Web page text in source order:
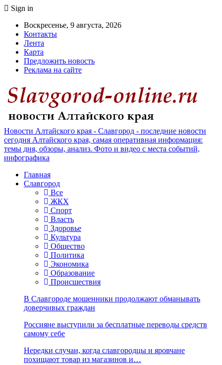
Sign in
Воскресенье, 9 августа, 2026
Контакты
Лента
Карта
Предложить новость
Реклама на сайте
Новости Алтайского края - Славгород - последние новости
сегодня Алтайского края, самая оперативная информация:
темы дня, обзоры, анализ. Фото и видео с места событий,
инфографика
Главная
Славгород
Все
ЖКХ
Спорт
Власть
Здоровье
Культура
Общество
Политика
Экономика
Образование
Происшествия
В Славгороде мошенники продолжают обманывать
доверчивых граждан
Россияне выступили за бесплатные переводы средств
самому себе
Нередки случаи, когда славгородцы и яровчане
похищают товар из магазинов и…